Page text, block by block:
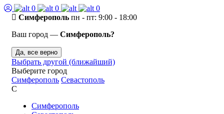
0 0
0
Симферополь пн - пт: 9:00 - 18:00
Ваш город — Симферополь?
Да, все верно
Выбрать другой (ближайший)
Выберите город
Симферополь Севастополь
С
Симферополь